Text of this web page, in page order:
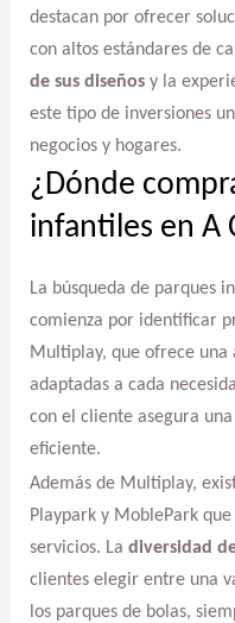
destacan por ofrecer
con altos estándares de
de sus diseñosy la
este tipo de inversiones
negocios y hogares.
¿Dónde
infantiles en A
La búsqueda de parques
comienza por identificar
Multiplay, que ofrece una
adaptadas a cada
con el cliente asegura
eficiente.
Además de Multiplay,
Playpark y MoblePark
servicios. La diversidad
clientes elegir entre una
los parques de bolas,